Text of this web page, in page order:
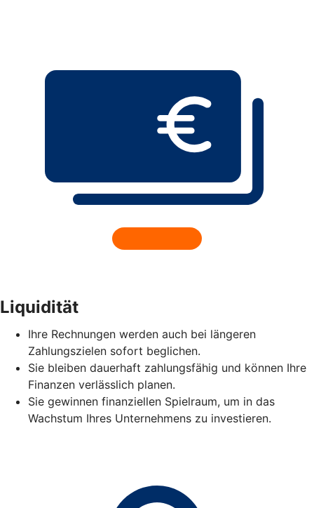
Liquidität
Ihre Rechnungen werden auch bei längeren
Zahlungszielen sofort beglichen.
Sie bleiben dauerhaft zahlungsfähig und können Ihre
Finanzen verlässlich planen.
Sie gewinnen finanziellen Spielraum, um in das
Wachstum Ihres Unternehmens zu investieren.